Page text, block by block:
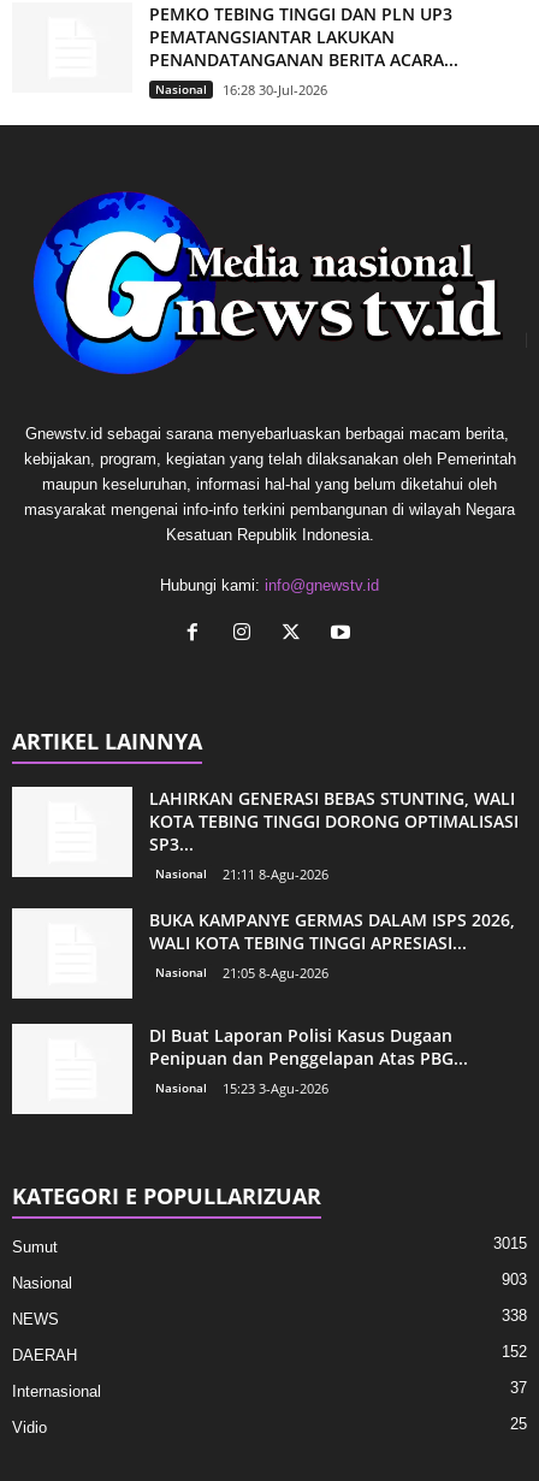
PEMKO TEBING TINGGI DAN PLN UP3
PEMATANGSIANTAR LAKUKAN
PENANDATANGANAN BERITA ACARA...
Nasional 16:28 30-Jul-2026
Gnewstv.id sebagai sarana menyebarluaskan berbagai macam berita,
kebijakan, program, kegiatan yang telah dilaksanakan oleh Pemerintah
maupun keseluruhan, informasi hal-hal yang belum diketahui oleh
masyarakat mengenai info-info terkini pembangunan di wilayah Negara
Kesatuan Republik Indonesia.
Hubungi kami: info@gnewstv.id
ARTIKEL LAINNYA
LAHIRKAN GENERASI BEBAS STUNTING, WALI
KOTA TEBING TINGGI DORONG OPTIMALISASI
SP3...
Nasional 21:11 8-Agu-2026
BUKA KAMPANYE GERMAS DALAM ISPS 2026,
WALI KOTA TEBING TINGGI APRESIASI...
Nasional 21:05 8-Agu-2026
DI Buat Laporan Polisi Kasus Dugaan
Penipuan dan Penggelapan Atas PBG...
Nasional 15:23 3-Agu-2026
KATEGORI E POPULLARIZUAR
Sumut 3015
Nasional 903
NEWS 338
DAERAH 152
Internasional 37
Vidio 25